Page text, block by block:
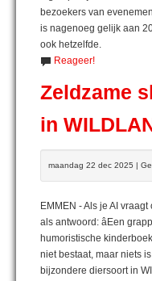
bezoekers van
is nagenoeg gelijk aan
ook hetzelfde.
Reageer!
Zeldzame
in
maandag 22 dec 2025 |
EMMEN - Als je AI
als antwoord: âEen
humoristische
niet bestaat, maar niets
bijzondere diersoort in